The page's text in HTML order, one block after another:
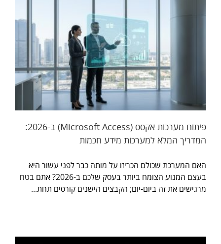
פיתוח מערכות אקסס (Microsoft Access) ב-2026:
המדריך המלא למערכות מידע חכמות
האם המערכת שכולם הכריזו על מותה כבר לפני עשור היא
בעצם המנוע הצומח ביותר בעסק שלכם ב-2026? אתם בטח
מרגישים את זה ביום-יום; הקבצים הישנים קורסים תחת...